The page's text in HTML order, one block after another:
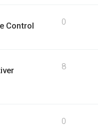
Control 0
8
0